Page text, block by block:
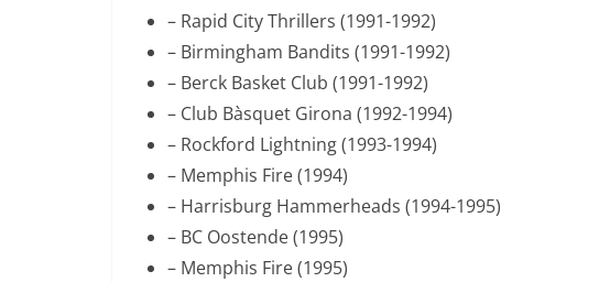
– Rapid City Thrillers (1991-1992)
– Birmingham Bandits (1991-1992)
– Berck Basket Club (1991-1992)
– Club Bàsquet Girona (1992-1994)
– Rockford Lightning (1993-1994)
– Memphis Fire (1994)
– Harrisburg Hammerheads (1994-1995)
– BC Oostende (1995)
– Memphis Fire (1995)